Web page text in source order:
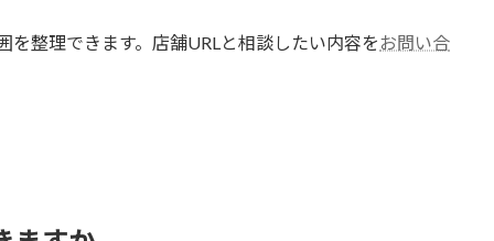
整理できます。店舗URLと相談したい内容をお問い合